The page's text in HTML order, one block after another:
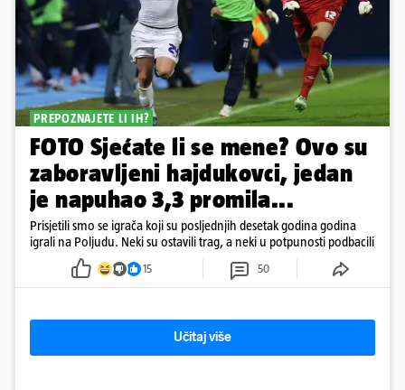
PREPOZNAJETE LI IH?
FOTO Sjećate li se mene? Ovo su
zaboravljeni hajdukovci, jedan
je napuhao 3,3 promila...
Prisjetili smo se igrača koji su posljednjih desetak godina godina
igrali na Poljudu. Neki su ostavili trag, a neki u potpunosti podbacili
15 50
Učitaj više